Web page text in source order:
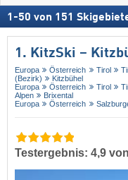
1 -50 von 151
1. KitzSki –
Europa Österreich Tirol
(Bezirk)
Kitzbühel
Europa
Österreich Tirol
Alpen
Brixental
Europa
Österreich
Testergebnis: 4,9